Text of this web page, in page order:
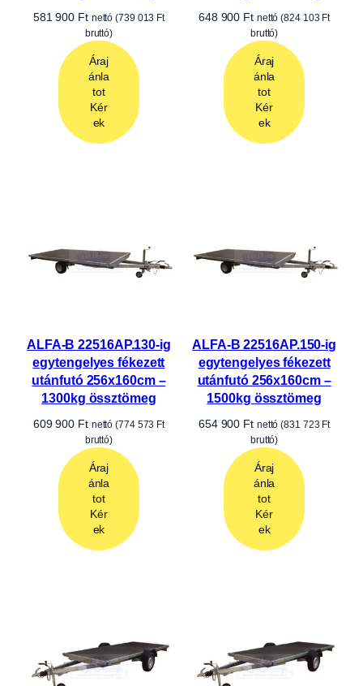
581 900 Ft nettó (739 013 Ft
bruttó)
Áraj
ánla
tot
Kér
ek
648 900 Ft nettó (824 103 Ft
bruttó)
Áraj
ánla
tot
Kér
ek
ALFA-B 22516AP.130-ig
egytengelyes fékezett
utánfutó 256x160cm –
1300kg össztömeg
609 900 Ft nettó (774 573 Ft
bruttó)
Áraj
ánla
tot
Kér
ek
ALFA-B 22516AP.150-ig
egytengelyes fékezett
utánfutó 256x160cm –
1500kg össztömeg
654 900 Ft nettó (831 723 Ft
bruttó)
Áraj
ánla
tot
Kér
ek